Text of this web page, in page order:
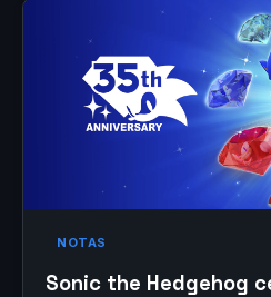
NOTAS
Sonic the Hedgehog